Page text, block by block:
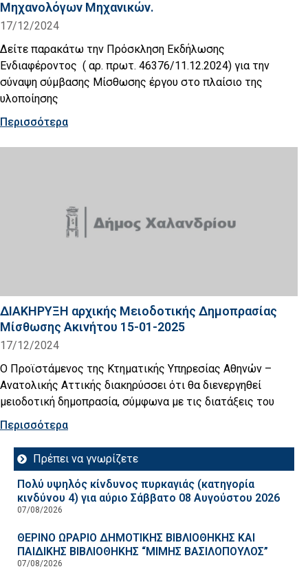
Μηχανολόγων Μηχανικών.
17/12/2024
Δείτε παρακάτω την Πρόσκληση Εκδήλωσης
Eνδιαφέροντος ( αρ. πρωτ. 46376/11.12.2024) για την
σύναψη σύμβασης Μίσθωσης έργου στο πλαίσιο της
υλοποίησης
Περισσότερα
ΔΙΑΚΗΡΥΞΗ αρχικής Μειοδοτικής Δημοπρασίας
Μίσθωσης Ακινήτου 15-01-2025
17/12/2024
Ο Προϊστάμενος της Κτηματικής Υπηρεσίας Αθηνών –
Ανατολικής Αττικής διακηρύσσει ότι θα διενεργηθεί
μειοδοτική δημοπρασία, σύμφωνα με τις διατάξεις του
Περισσότερα
Πρέπει να γνωρίζετε
Πολύ υψηλός κίνδυνος πυρκαγιάς (κατηγορία
κινδύνου 4) για αύριο Σάββατο 08 Αυγούστου 2026
07/08/2026
ΘΕΡΙΝΟ ΩΡΑΡΙΟ ΔΗΜΟΤΙΚΗΣ ΒΙΒΛΙΟΘΗΚΗΣ ΚΑΙ
ΠΑΙΔΙΚΗΣ ΒΙΒΛΙΟΘΗΚΗΣ “ΜΙΜΗΣ ΒΑΣΙΛΟΠΟΥΛΟΣ”
07/08/2026